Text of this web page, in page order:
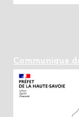
Communique